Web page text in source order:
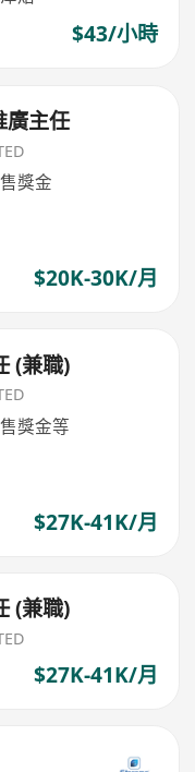
$43/小時
廣主任
獎金
$20K-30K/月
(兼職)
獎金等
$27K-41K/月
(兼職)
$27K-41K/月